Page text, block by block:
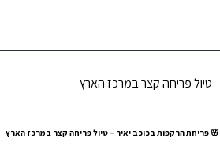
טיול פריחה קצר במרכז הארץ
🌸 פריחת הרקפות בכוכב יאיר – טיול פריחה קצר במרכז הארץ